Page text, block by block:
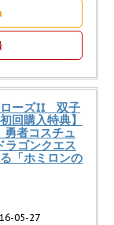
ローズII 双子
回購入特典】
勇者コスチュ
ラゴンクエス
「ホミロンの
05-27